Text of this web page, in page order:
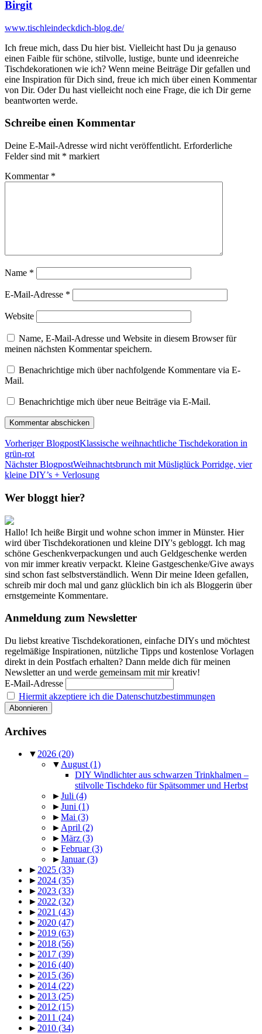
Birgit
www.tischleindeckdich-blog.de/
Ich freue mich, dass Du hier bist. Vielleicht hast Du ja genauso
einen Faible für schöne, stilvolle, lustige, bunte und ideenreiche
Tischdekorationen wie ich? Wenn meine Beiträge Dir gefallen und
eine Inspiration für Dich sind, freue ich mich über einen Kommentar
von Dir. Oder Du hast vielleicht noch eine Frage, die ich Dir gerne
beantworten werde.
Schreibe einen Kommentar
Deine E-Mail-Adresse wird nicht veröffentlicht. Erforderliche
Felder sind mit * markiert
Kommentar *
Name *
E-Mail-Adresse *
Website
Name, E-Mail-Adresse und Website in diesem Browser für
meinen nächsten Kommentar speichern.
Benachrichtige mich über nachfolgende Kommentare via E-
Mail.
Benachrichtige mich über neue Beiträge via E-Mail.
Vorheriger BlogpostKlassische weihnachtliche Tischdekoration in
grün-rot
Nächster BlogpostWeihnachtsbrunch mit Müsliglück Porridge, vier
kleine DIY’s + Verlosung
Wer bloggt hier?
Hallo! Ich heiße Birgit und wohne schon immer in Münster. Hier
wird über Tischdekorationen und kleine DIY's gebloggt. Ich mag
schöne Geschenkverpackungen und auch Geldgeschenke werden
von mir immer kreativ verpackt. Kleine Gastgeschenke/Give aways
sind schon fast selbstverständlich. Wenn Dir meine Ideen gefallen,
schreib mir doch mal und ganz glücklich bin ich als Bloggerin über
ernstgemeinte Kommentare.
Anmeldung zum Newsletter
Du liebst kreative Tischdekorationen, einfache DIYs und möchtest
regelmäßige Inspirationen, nützliche Tipps und kostenlose Vorlagen
direkt in dein Postfach erhalten? Dann melde dich für meinen
Newsletter an und werde gemeinsam mit mir kreativ!
E-Mail-Adresse
Hiermit akzeptiere ich die Datenschutzbestimmungen
Archives
▼2026 (20)
▼August(1)
DIY Windlichter aus schwarzen Trinkhalmen –
stilvolle Tischdeko für Spätsommer und Herbst
►Juli (4)
►Juni (1)
►Mai (3)
►April (2)
►März (3)
►Februar(3)
►Januar(3)
►2025 (33)
►2024 (35)
►2023 (33)
►2022 (32)
►2021 (43)
►2020 (47)
►2019 (63)
►2018 (56)
►2017 (39)
►2016 (40)
►2015 (36)
►2014 (22)
►2013 (25)
►2012 (15)
►2011 (24)
►2010 (34)